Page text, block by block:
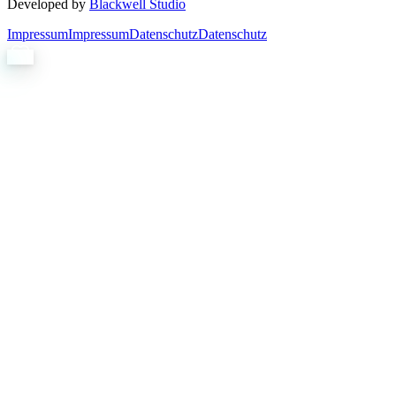
Developed by Blackwell Studio
ImpressumImpressumDatenschutzDatenschutz